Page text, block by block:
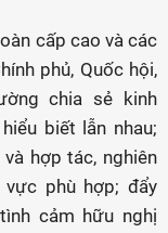
cấp cao và các
phủ, Quốc hội,
chia sẻ kinh
biết lẫn nhau;
hợp tác, nghiên
phù hợp; đẩy
cảm hữu nghị